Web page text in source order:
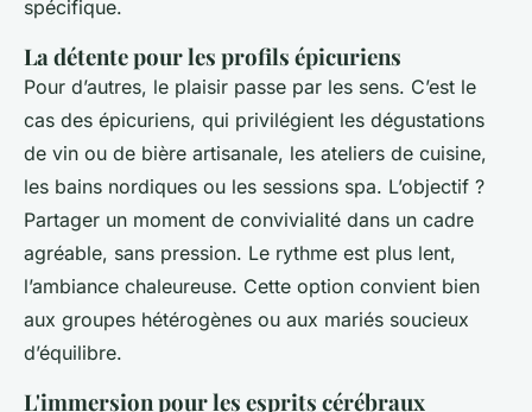
spécifique.
La détente pour les profils épicuriens
Pour d’autres, le plaisir passe par les sens. C’est le
cas des épicuriens, qui privilégient les dégustations
de vin ou de bière artisanale, les ateliers de cuisine,
les bains nordiques ou les sessions spa. L’objectif ?
Partager un moment de convivialité dans un cadre
agréable, sans pression. Le rythme est plus lent,
l’ambiance chaleureuse. Cette option convient bien
aux groupes hétérogènes ou aux mariés soucieux
d’équilibre.
L'immersion pour les esprits cérébraux